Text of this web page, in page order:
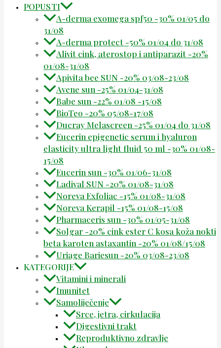
POPUSTI
A-derma exomega spf50 -30% 01/05 do
31/08
A-derma protect -50% 01/04 do 31/08
Alivit cink, aterostop i antiparazit -20%
01/08-31/08
Apivita bee SUN -20% 03/08-23/08
Avene sun -25% 01/04-31/08
Babe sun -22% 01/08 -15/08
BioTeo -20% 05/08-17/08
Ducray Melascreen -25% 01/04 do 31/08
Eucerin epigenetic serum i hyaluron
elasticity ultra light fluid 50 ml -30% 01/08-
15/08
Eucerin sun -30% 01/06-31/08
Ladival SUN -20% 01/08-31/08
Noreva Exfoliac -15% 01/08-31/08
Noreva Kerapil -15% 01/08-15/08
Pharmaceris sun -30% 01/05-31/08
Solgar -20% cink ester C kosa koža nokti
beta karoten astaxantin -20% 01/08/15/08
Uriage Bariesun -20% 03/08-23/08
KATEGORIJE
Vitamini i minerali
Imunitet
Samoliječenje
Srce, jetra, cirkulacija
Digestivni trakt
Reproduktivno zdravlje